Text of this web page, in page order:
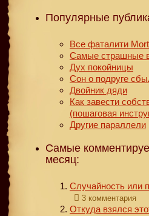
Популярные
Все фаталити
Самые страшные
Дух покойницы
Сон о подруге
Двойник дяди
Как завести
(пошаговая
Другие параллели
Самые
месяц:
Случайность или
3 комментария
Откуда взялся